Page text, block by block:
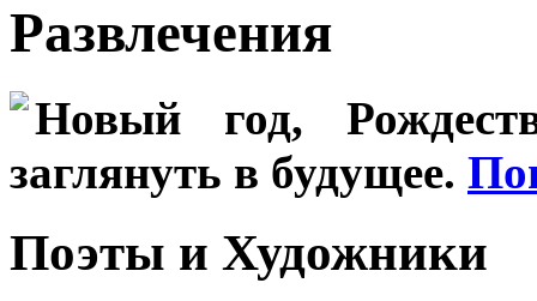
Развлечения
Новый год,
заглянуть в будущее.
Поэты и Художники